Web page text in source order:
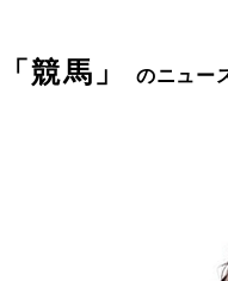
「競馬 」のニュー